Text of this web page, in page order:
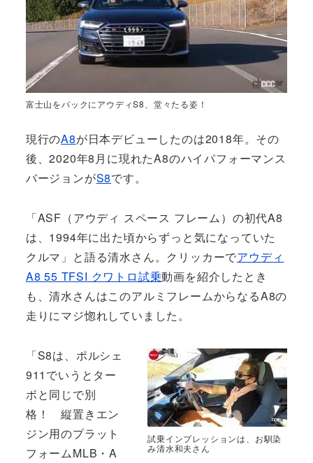
富士山をバックにアウディS8、堂々たる姿！
現行のA8が日本デビューしたのは2018年。その
後、2020年8月に現れたA8のハイパフォーマンス
バージョンがS8です。
「ASF（アウディ スペース フレーム）の初代A8
は、1994年に出た頃からずっと気になっていた
クルマ」と語る清水さん。クリッカーでアウディ
A8 55 TFSI クワトロ試乗動画を紹介したとき
も、清水さんはこのアルミフレームからなるA8の
走りにマジ惚れしていました。
試乗インプレッションは、お馴染
み清水和夫さん
「S8は、ポルシェ
911でいうとター
ボと同じで別
格！ 縦置きエン
ジン用のプラット
フォームMLB・A